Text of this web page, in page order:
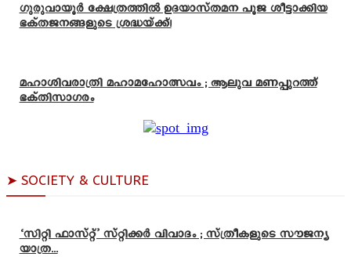
ഗുരുവായൂർ ക്ഷേത്രത്തിൽ ഉദയാസ്‌തമന പൂജ ശീട്ടാക്കിയ
ഭക്തജനങ്ങളുടെ ശ്രദ്ധയ്ക്ക്!
മഹാശിവരാത്രി മഹാമഹോത്സവം ; ആലുവ മണപ്പുറത്ത്
ഭക്തിസാഗരം
➤ SOCIETY & CULTURE
‘സിറ്റി ഫാസ്റ്റ്’ സ്റ്റിക്കർ വിവാദം ; സ്ത്രീകളുടെ സൗജന്യ
യാത്ര...